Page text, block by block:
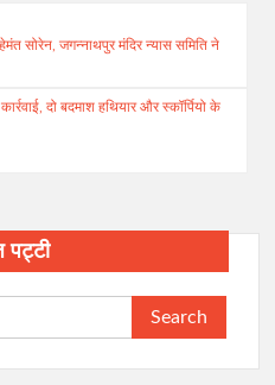
सोरेन, जगन्नाथपुर मंदिर न्यास समिति ने
दो बदमाश हथियार और स्कॉर्पियो के
पट्टी
Search
for: